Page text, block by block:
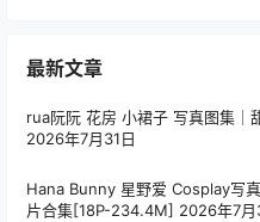
最新文章
rua阮阮 花房 小裙子 写真图集｜
2026年7月31日
Hana Bunny 星野爱 Cosplay写
片合集[18P-234.4M] 2026年7月